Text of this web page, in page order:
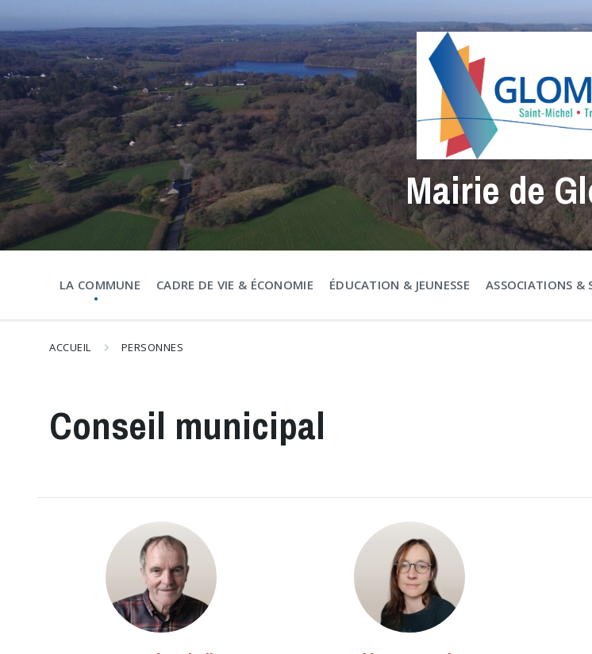
au
contenu
la
navigation
principale
au
pied
de
page
Mairie de
LA COMMUNE CADRE DE VIE & ÉCONOMIE ÉDUCATION & JEUNESSE ASSOCIATIONS &
ACCUEIL PERSONNES
Conseil municipal